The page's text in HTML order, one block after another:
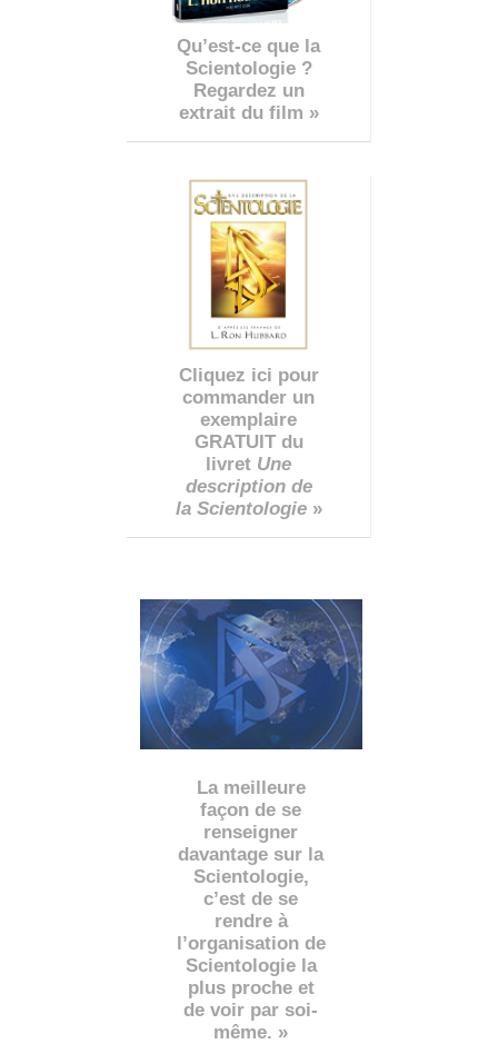
Qu’est-ce que la
Scientologie ?
Regardez un
extrait du film »
Cliquez ici pour
commander un
exemplaire
GRATUIT du
livret Une
description de
la Scientologie»
La meilleure
façon de se
renseigner
davantage sur la
Scientologie,
c’est de se
rendre à
l’organisation de
Scientologie la
plus proche et
de voir par soi-
même. »